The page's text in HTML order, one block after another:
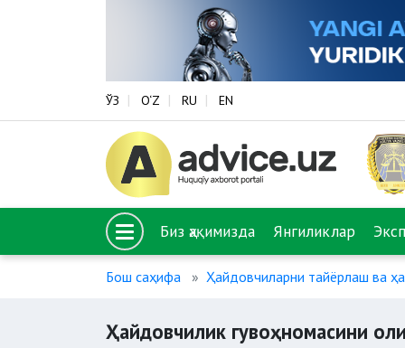
ЎЗ O‘Z RU EN
Биз ҳақимизда Янгиликлар
Бош саҳифа Ҳайдовчиларни тайёрлаш ва
Ҳайдовчилик гувоҳномасини